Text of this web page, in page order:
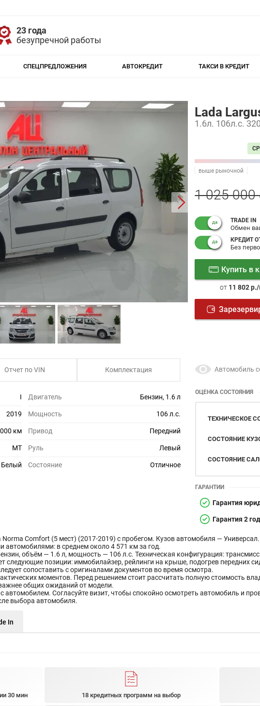
23 года
безупречной работы
СПЕЦПРЕДЛОЖЕНИЯ АВТОКРЕДИТ ТАКСИ В КРЕДИТ
Lada
1.6л. 106л.с.
выше рыночной
1 025 000
TRADE IN
Обмен
КРЕДИТ
Без
Купить в
от 11 802
Отчет по VIN Комплектация
I
2019
км
MT
Белый
Двигатель Бензин, 1.6 л
Мощность 106 л.с.
Привод Передний
Руль Левый
Состояние Отличное
Автомобиль
ОЦЕНКА СОСТОЯНИЯ
ТЕХНИЧЕСКОЕ
СОСТОЯНИЕ
СОСТОЯНИЕ
ГАРАНТИИ
Гарантия
Гарантия 2
Comfort (5 мест) (2017-2019) с пробегом. Кузов автомобиля —
автомобилями: в среднем около 4 571 км за год.
объём — 1.6 л, мощность — 106 л.с. Техническая конфигурация:
следующие позиции: иммобилайзер, рейлинги на крыше, подогрев передних
сопоставить с оригиналами документов во время осмотра.
моментов. Перед решением стоит рассчитать полную стоимость
общих ожиданий от модели.
автомобилем. Согласуйте визит, чтобы спокойно осмотреть автомобиль и
выбора автомобиля.
In
30 мин 18 кредитных программ на выбор